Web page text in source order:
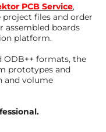
PCB Service,
project files and order
assembled boards
platform.
ODB++ formats, the
prototypes and
and volume